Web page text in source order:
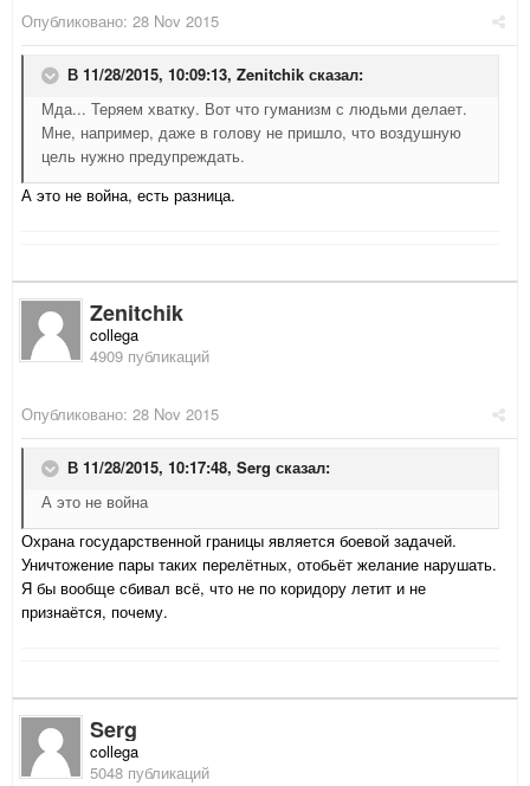
Опубликовано: 28 Nov 2015
В 11/28/2015, 10:09:13, Zenitchik сказал:
Мда... Теряем хватку. Вот что гуманизм с людьми делает.
Мне, например, даже в голову не пришло, что воздушную
цель нужно предупреждать.
А это не война, есть разница.
Zenitchik
collega
4909 публикаций
Опубликовано: 28 Nov 2015
В 11/28/2015, 10:17:48, Serg сказал:
А это не война
Охрана государственной границы является боевой задачей.
Уничтожение пары таких перелётных, отобьёт желание нарушать.
Я бы вообще сбивал всё, что не по коридору летит и не
признаётся, почему.
Serg
collega
5048 публикаций